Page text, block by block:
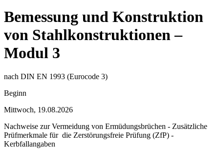
Bemessung und Konstruktion
von Stahlkonstruktionen –
Modul 3
nach DIN EN 1993 (Eurocode 3)
Beginn
Mittwoch, 19.08.2026
Nachweise zur Vermeidung von Ermüdungsbrüchen - Zusätzliche
Prüfmerkmale für die Zerstörungsfreie Prüfung (ZfP) -
Kerbfallangaben